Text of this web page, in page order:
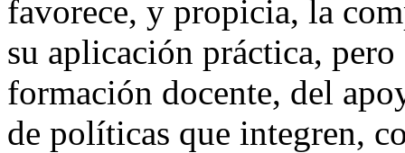
favorece, y propicia, la
su aplicación práctica,
formación docente, del
de políticas que integren,